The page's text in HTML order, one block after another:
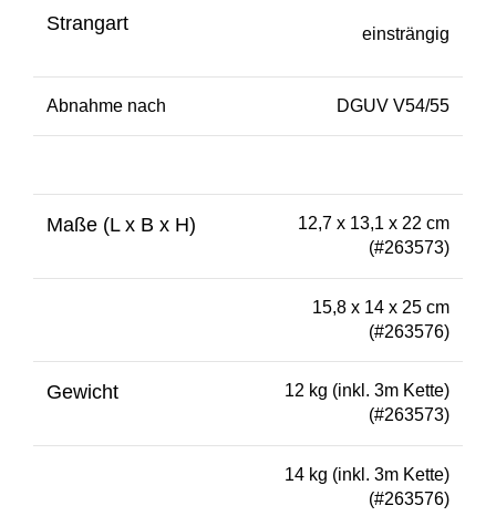
Strangart einsträngig
Abnahme nach DGUV V54/55
Maße (L x B x H)
12,7 x 13,1 x 22 cm
(#263573)
15,8 x 14 x 25 cm
(#263576)
Gewicht
12 kg (inkl. 3m Kette)
(#263573)
14 kg (inkl. 3m Kette)
(#263576)